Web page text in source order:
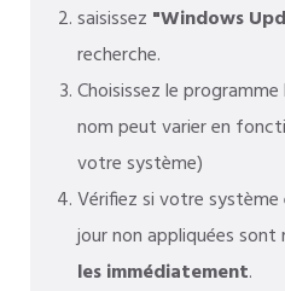
saisissez "Windows
recherche.
Choisissez le
nom peut varier en
votre système)
Vérifiez si votre système
jour non appliquées sont
les immédiatement.